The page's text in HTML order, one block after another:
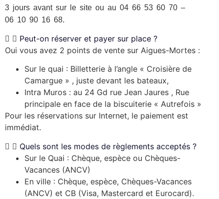
3 jours avant sur le site ou au 04 66 53 60 70 –
06 10 90 16 68.
Peut-on réserver et payer sur place ?
Oui vous avez 2 points de vente sur Aigues-Mortes :
Sur le quai : Billetterie à l’angle « Croisière de
Camargue » , juste devant les bateaux,
Intra Muros : au 24 Gd rue Jean Jaures , Rue
principale en face de la biscuiterie « Autrefois »
Pour les réservations sur Internet, le paiement est
immédiat.
Quels sont les modes de règlements acceptés ?
Sur le Quai : Chèque, espèce ou Chèques-
Vacances (ANCV)
En ville : Chèque, espèce, Chèques-Vacances
(ANCV) et CB (Visa, Mastercard et Eurocard).